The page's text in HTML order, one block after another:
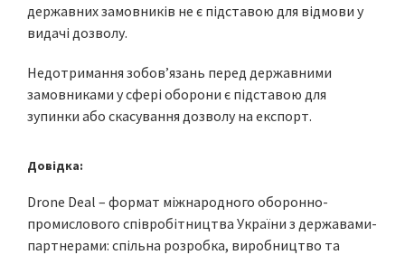
державних замовників не є підставою для відмови у
видачі дозволу.
Недотримання зобовʼязань перед державними
замовниками у сфері оборони є підставою для
зупинки або скасування дозволу на експорт.
Довідка:
Drone Deal – формат міжнародного оборонно-
промислового співробітництва України з державами-
партнерами: спільна розробка, виробництво та